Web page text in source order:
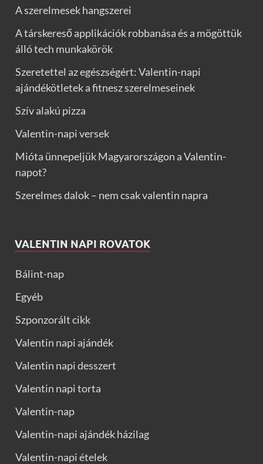
A szerelmesek hangszerei
A társkereső applikációk robbanása és a mögöttük
álló tech munkakörök
Szeretettel az egészségért: Valentin-napi
ajándékötletek a fitnesz szerelmeseinek
Szív alakú pizza
Valentin-napi versek
Mióta ünnepeljük Magyarországon a Valentin-
napot?
Szerelmes dalok – nem csak valentin napra
VALENTIN NAPI ROVATOK
Bálint-nap
Egyéb
Szponzorált cikk
Valentin napi ajándék
Valentin napi desszert
Valentin napi torta
Valentin-nap
Valentin-napi ajándék házilag
Valentin-napi ételek